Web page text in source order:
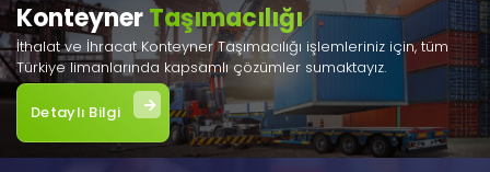
KonteynerTaşımacılığı
İthalat ve İhracat Konteyner Taşımacılığı işlemleriniz için, tüm
Türkiye limanlarında kapsamlı çözümler sumaktayız.
Detaylı Bilgi